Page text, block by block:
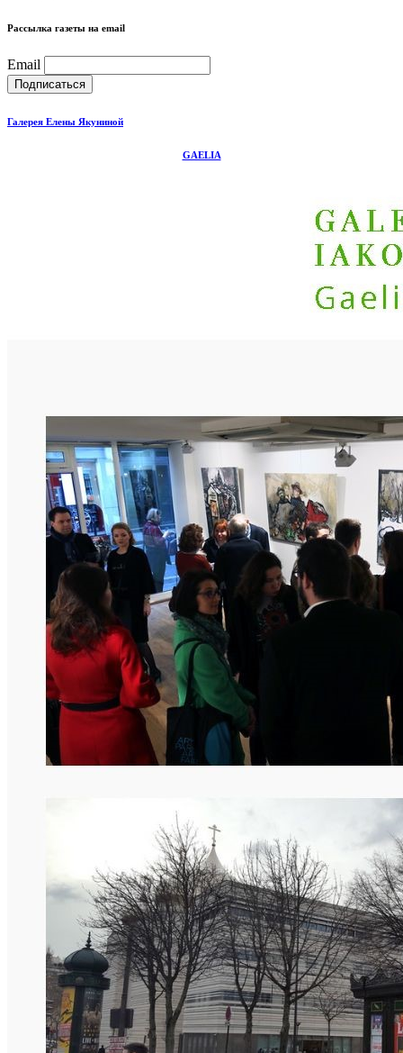
Рассылка газеты на email
Email
Галерея Елены Якуниной
GAELIA